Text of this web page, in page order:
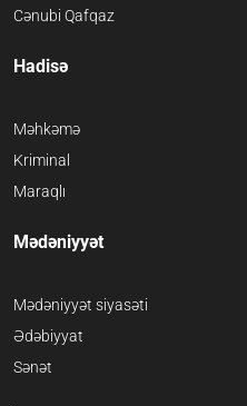
Cənubi Qafqaz
Hadisə
Məhkəmə
Kriminal
Maraqlı
Mədəniyyət
Mədəniyyət siyasəti
Ədəbiyyat
Sənət